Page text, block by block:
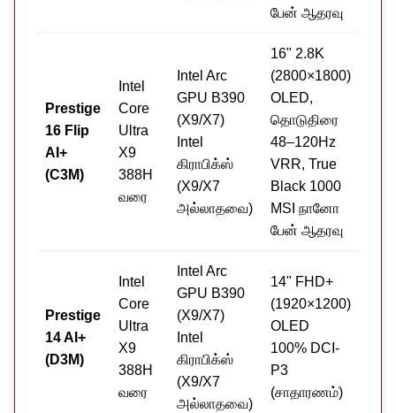
பேன் ஆதரவு
Prestige
16 Flip
AI+
(C3M)
Intel
Core
Ultra
X9
388H
வரை
Intel Arc
GPU B390
(X9/X7)
Intel
கிராபிக்ஸ்
(X9/X7
அல்லாதவை)
16" 2.8K
(2800×1800)
OLED,
தொடுதிரை
48–120Hz
VRR, True
Black 1000
MSI நானோ
பேன் ஆதரவு
Prestige
14 AI+
(D3M)
Intel
Core
Ultra
X9
388H
வரை
Intel Arc
GPU B390
(X9/X7)
Intel
கிராபிக்ஸ்
(X9/X7
அல்லாதவை)
14" FHD+
(1920×1200)
OLED
100% DCI-
P3
(சாதாரணம்)